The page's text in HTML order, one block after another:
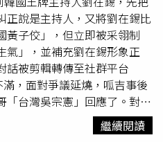
次更新社群，孟耿如並未進一
配「The sound of the
少網友討論，也讓外界關注
與外界交流。孟耿如更新畫
IG）
正說是主持人，又將劉在錫比
黃子佼」，但立即被采翎制
氣」，並補充劉在錫形象正
話被剪輯轉傳至社群平台
，面對爭議延燒，呱吉事後
「台灣吳宗憲」回應了。對於
比喻，吳宗憲怒說：「不要亂
）了，他不可原諒，跟我有什
繼續閱讀